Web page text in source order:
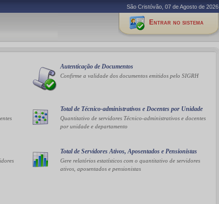
São Cristóvão, 07 de Agosto de 2026
Entrar no sistema
Autenticação de Documentos
Confirme a validade dos documentos emitidos pelo SIGRH
Total de Técnico-administrativos e Docentes por Unidade
Quantitativo de servidores Técnico-administrativos e docentes
por unidade e departamento
Total de Servidores Ativos, Aposentados e Pensionistas
Gere relatórios estatísticos com o quantitativo de servidores
ativos, aposentados e pensionistas